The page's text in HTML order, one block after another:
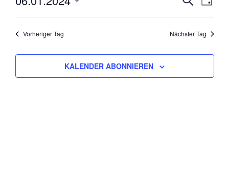
Suche
und
TAG
Datum
wählen.
Vorheriger Tag Nächster Tag
KALENDER ABONNIEREN